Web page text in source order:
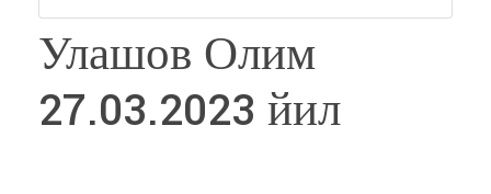
Улашов Олим
27.03.2023 йил